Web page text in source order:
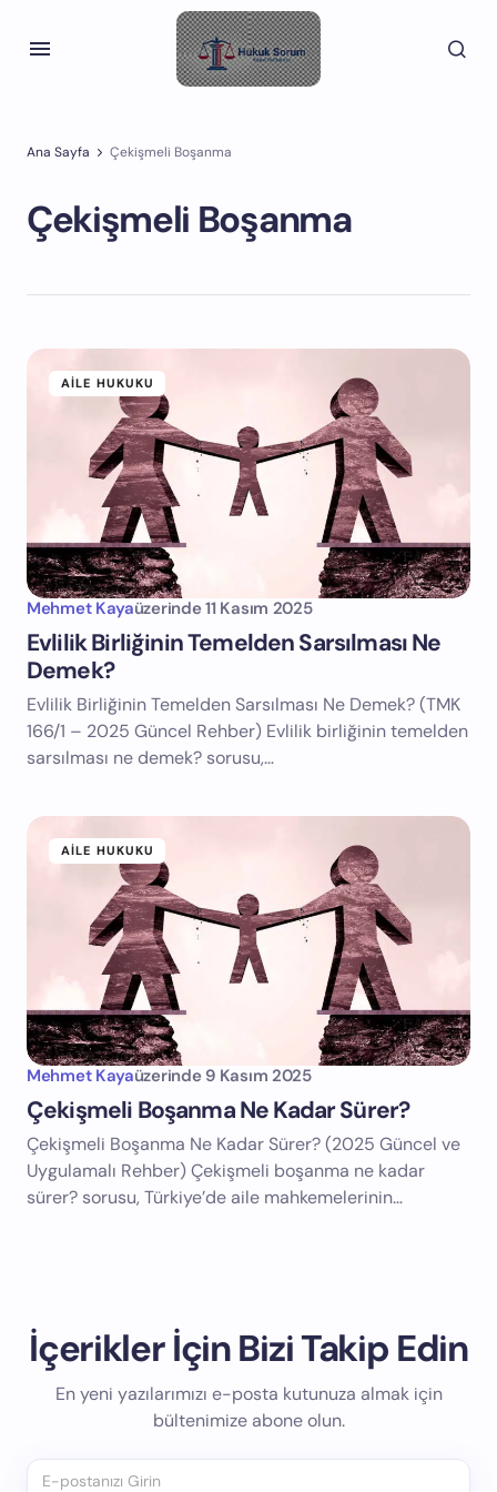
Ana Sayfa Çekişmeli Boşanma
Çekişmeli Boşanma
AILE HUKUKU
Mehmet Kayaüzerinde 11 Kasım 2025
Evlilik Birliğinin Temelden Sarsılması Ne
Demek?
Evlilik Birliğinin Temelden Sarsılması Ne Demek? (TMK
166/1 – 2025 Güncel Rehber) Evlilik birliğinin temelden
sarsılması ne demek? sorusu,…
AILE HUKUKU
Mehmet Kayaüzerinde 9 Kasım 2025
Çekişmeli Boşanma Ne Kadar Sürer?
Çekişmeli Boşanma Ne Kadar Sürer? (2025 Güncel ve
Uygulamalı Rehber) Çekişmeli boşanma ne kadar
sürer? sorusu, Türkiye’de aile mahkemelerinin…
İçerikler İçin Bizi Takip Edin
En yeni yazılarımızı e-posta kutunuza almak için
bültenimize abone olun.